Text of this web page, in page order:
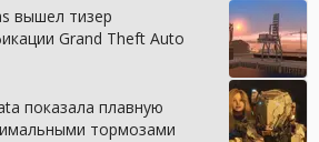
вышел тизер
Grand Theft Auto
показала плавную
тормозами